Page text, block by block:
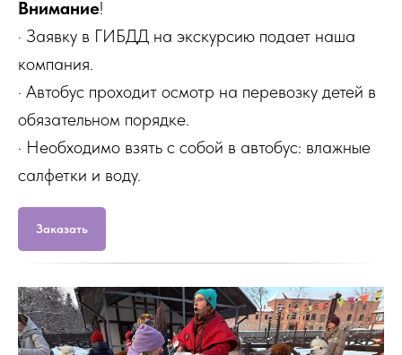
Внимание!
· Заявку в ГИБДД на экскурсию подает наша
компания.
· Автобус проходит осмотр на перевозку детей в
обязательном порядке.
· Необходимо взять с собой в автобус: влажные
салфетки и воду.
Заказать